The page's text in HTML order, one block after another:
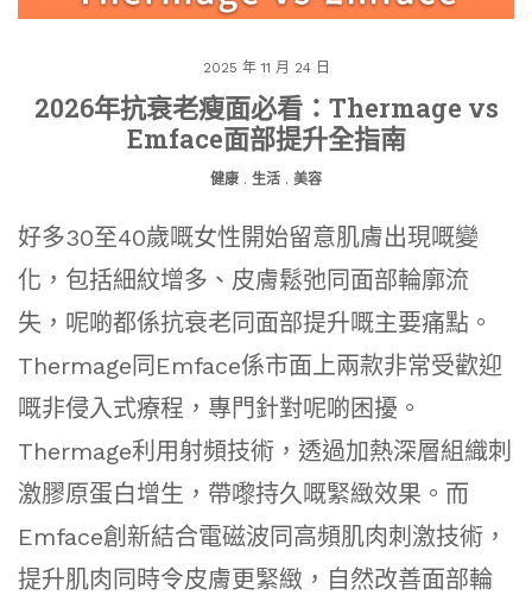
2025 年 11 月 24 日
2026年抗衰老瘦面必看：Thermage vs
Emface面部提升全指南
健康 . 生活 . 美容
好多30至40歲嘅女性開始留意肌膚出現嘅變
化，包括細紋增多、皮膚鬆弛同面部輪廓流
失，呢啲都係抗衰老同面部提升嘅主要痛點。
Thermage同Emface係市面上兩款非常受歡迎
嘅非侵入式療程，專門針對呢啲困擾。
Thermage利用射頻技術，透過加熱深層組織刺
激膠原蛋白增生，帶嚟持久嘅緊緻效果。而
Emface創新結合電磁波同高頻肌肉刺激技術，
提升肌肉同時令皮膚更緊緻，自然改善面部輪